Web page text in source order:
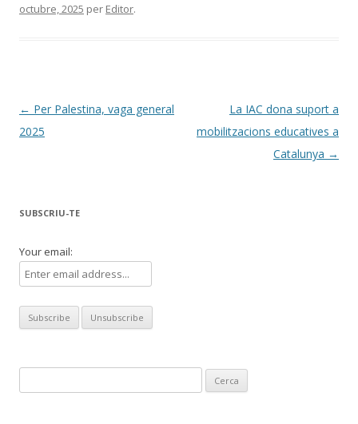
octubre, 2025 per Editor.
Navegació
per
← Per Palestina, vaga general
2025
La IAC dona suport a
mobilitzacions educatives a
Catalunya →
SUBSCRIU-TE
Your email: